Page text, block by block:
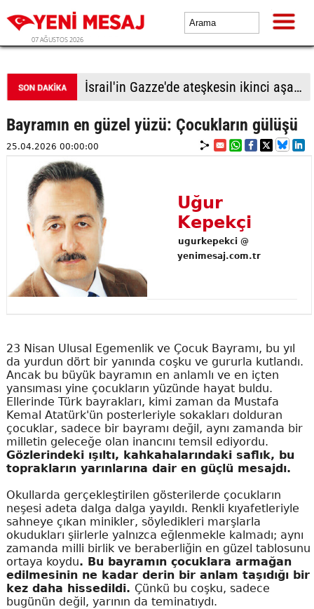
07 AĞUSTOS 2026
İsrail'in Gazze'de ateşkesin ikinci aşamasının uygulanmasına ilişkin yeni yol haritasını reddettiği bildirildi
Bayramın en güzel yüzü: Çocukların gülüşü
25.04.2026 00:00:00
Uğur
Kepekçi
ugurkepekci @
yenimesaj.com.tr
23 Nisan Ulusal Egemenlik ve Çocuk Bayramı, bu yıl
da yurdun dört bir yanında coşku ve gururla kutlandı.
Ancak bu büyük bayramın en anlamlı ve en içten
yansıması yine çocukların yüzünde hayat buldu.
Ellerinde Türk bayrakları, kimi zaman da Mustafa
Kemal Atatürk'ün posterleriyle sokakları dolduran
çocuklar, sadece bir bayramı değil, aynı zamanda bir
milletin geleceğe olan inancını temsil ediyordu.
Gözlerindeki ışıltı, kahkahalarındaki saflık, bu
toprakların yarınlarına dair en güçlü mesajdı.
Okullarda gerçekleştirilen gösterilerde çocukların
neşesi adeta dalga dalga yayıldı. Renkli kıyafetleriyle
sahneye çıkan minikler, söyledikleri marşlarla
okudukları şiirlerle yalnızca eğlenmekle kalmadı; aynı
zamanda milli birlik ve beraberliğin en güzel tablosunu
ortaya koydu. Bu bayramın çocuklara armağan
edilmesinin ne kadar derin bir anlam taşıdığı bir
kez daha hissedildi. Çünkü bu coşku, sadece
bugünün değil, yarının da teminatıydı.